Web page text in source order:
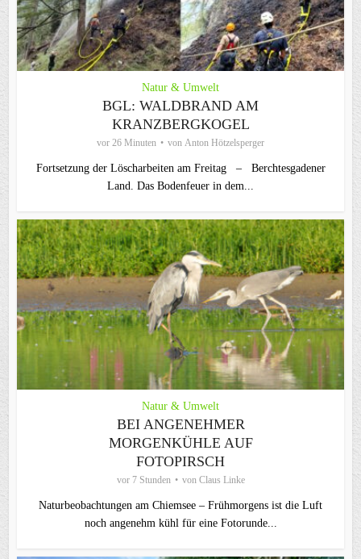
Natur & Umwelt
BGL: WALDBRAND AM
KRANZBERGKOGEL
vor 26 Minuten von Anton Hötzelsperger
Fortsetzung der Löscharbeiten am Freitag – Berchtesgadener
Land. Das Bodenfeuer in dem...
Natur & Umwelt
BEI ANGENEHMER
MORGENKÜHLE AUF
FOTOPIRSCH
vor 7 Stunden von Claus Linke
Naturbeobachtungen am Chiemsee – Frühmorgens ist die Luft
noch angenehm kühl für eine Fotorunde...